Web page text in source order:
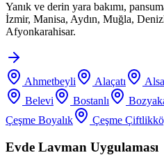
Yanık ve derin yara bakımı,
İzmir, Manisa, Aydın, Muğla,
Afyonkarahisar.
Ahmetbeyli Alaçatı
Belevi
Bostanlı
Çeşme Boyalık
Çeşme
Evde Lavman Uygulaması